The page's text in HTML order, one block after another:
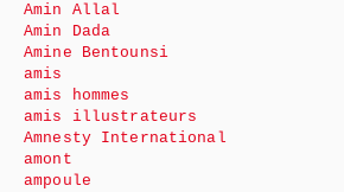
Amin Allal
Amin Dada
Amine Bentounsi
amis
amis hommes
amis illustrateurs
Amnesty International
amont
ampoule